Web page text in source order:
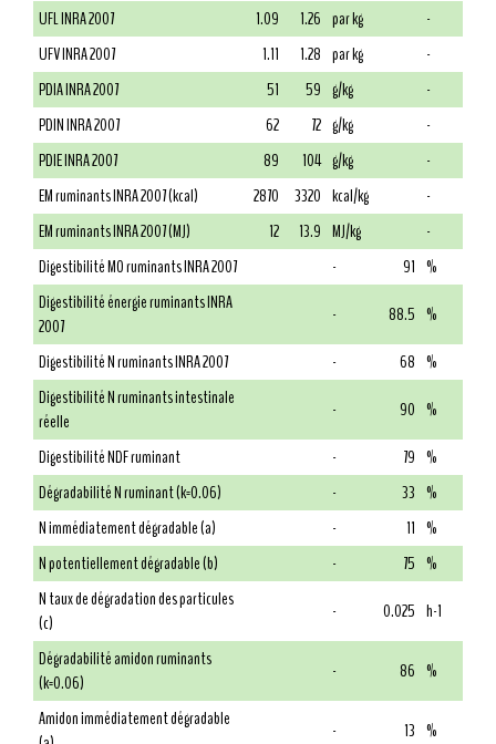
UFL INRA 2007
1.09 1.26 par kg
-
UFV INRA 2007
1.11 1.28 par kg
-
PDIA INRA 2007
51 59 g/kg
-
PDIN INRA 2007
62 72 g/kg
-
PDIE INRA 2007
89 104 g/kg
-
EM ruminants INRA 2007 (kcal)
2870 3320 kcal/kg
-
EM ruminants INRA 2007 (MJ)
12 13.9 MJ/kg
-
Digestibilité MO ruminants INRA 2007
- 91 %
Digestibilité énergie ruminants INRA
2007
- 88.5 %
Digestibilité N ruminants INRA 2007
- 68 %
Digestibilité N ruminants intestinale
réelle
- 90 %
Digestibilité NDF ruminant
- 79 %
Dégradabilité N ruminant (k=0.06)
- 33 %
N immédiatement dégradable (a)
- 11 %
N potentiellement dégradable (b)
- 75 %
N taux de dégradation des particules
(c)
- 0.025 h-1
Dégradabilité amidon ruminants
(k=0.06)
- 86 %
Amidon immédiatement dégradable
- 13 %